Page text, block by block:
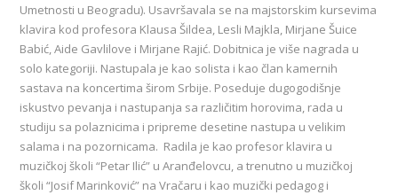
Umetnosti u Beogradu). Usavršavala se na majstorskim kursevima
klavira kod profesora Klausa Šildea, Lesli Majkla, Mirjane Šuice
Babić, Aide Gavlilove i Mirjane Rajić. Dobitnica je više nagrada u
solo kategoriji. Nastupala je kao solista i kao član kamernih
sastava na koncertima širom Srbije. Poseduje dugogodišnje
iskustvo pevanja i nastupanja sa različitim horovima, rada u
studiju sa polaznicima i pripreme desetine nastupa u velikim
salama i na pozornicama. Radila je kao profesor klavira u
muzičkoj školi “Petar Ilić” u Aranđelovcu, a trenutno u muzičkoj
školi “Josif Marinković” na Vračaru i kao muzički pedagog i